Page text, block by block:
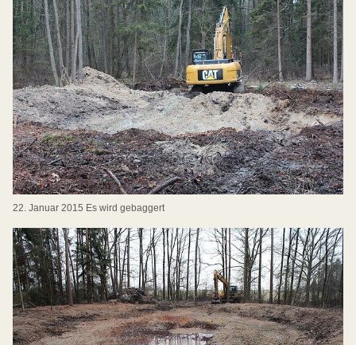
22. Januar 2015 Es wird gebaggert